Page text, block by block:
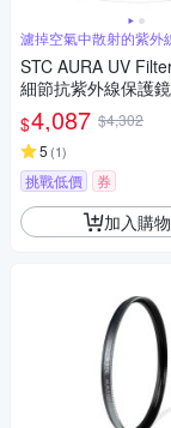
濾掉空氣中散射的紫外
STC AURA UV
細節抗紫外線保護
$4,087 $4,302
5 (1)
挑戰低價 券
加入購